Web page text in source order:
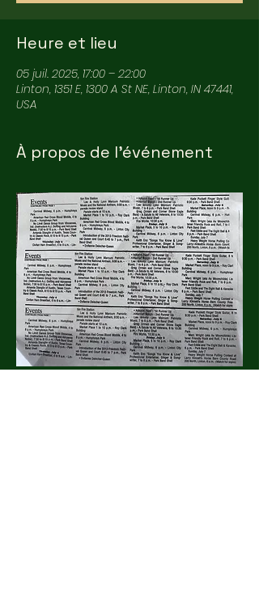
Heure et lieu
05 juil. 2025, 17:00 – 22:00
Linton, 1351 E, 1300 A St NE, Linton, IN 47441,
USA
À propos de l'événement